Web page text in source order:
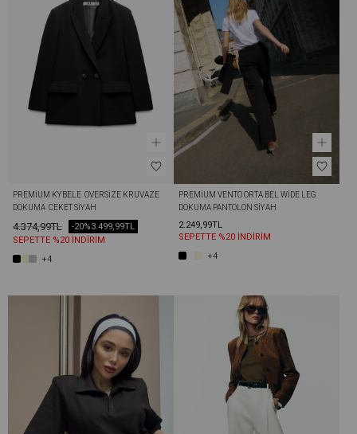
PREMIUM KYBELE  OVERSIZE KRUVAZE
DOKUMA  CEKET SIYAH
4.374,99TL 3.499,99TL
-20%
SEPETTE %20 İNDİRİM
+4
PREMIUM VENTO ORTA BEL WIDE LEG
DOKUMA PANTOLON SIYAH
2.249,99TL
SEPETTE %20 İNDİRİM
+4